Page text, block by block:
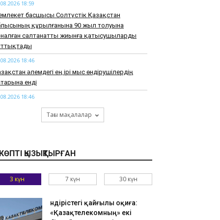
18:59
басшысы Солтүстік Қазақстан
құрылғанына 90 жыл толуына
салтанатты жиынға қатысушыларды
18:46
әлемдегі ең ірі мыс өндірушілердің
енді
18:46
Нұрай Серікбайдың туыстары
10 миллиард теңге моральдық
тобының әншісі Кенжебек Жанәбілов
18:20
әшкереленді
18:07
Тағы мақалалар
КӨПТІ ҚЫЗЫҚТЫРҒАН
3 күн 7 күн 30 күн
Өндірістегі қайғылы оқиға:
«Қазақтелекомның» екі